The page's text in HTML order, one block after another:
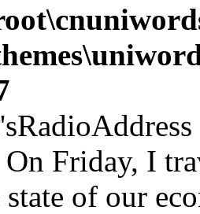
Friday, I
state of our